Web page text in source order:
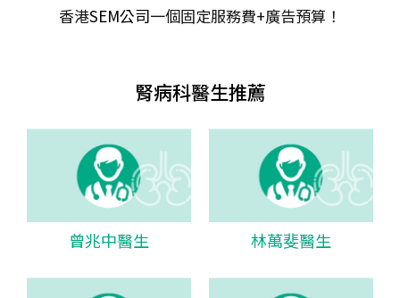
香港SEM公司一個固定服務費+廣告預算！
腎病科醫生推薦
曾兆中醫生 林萬斐醫生